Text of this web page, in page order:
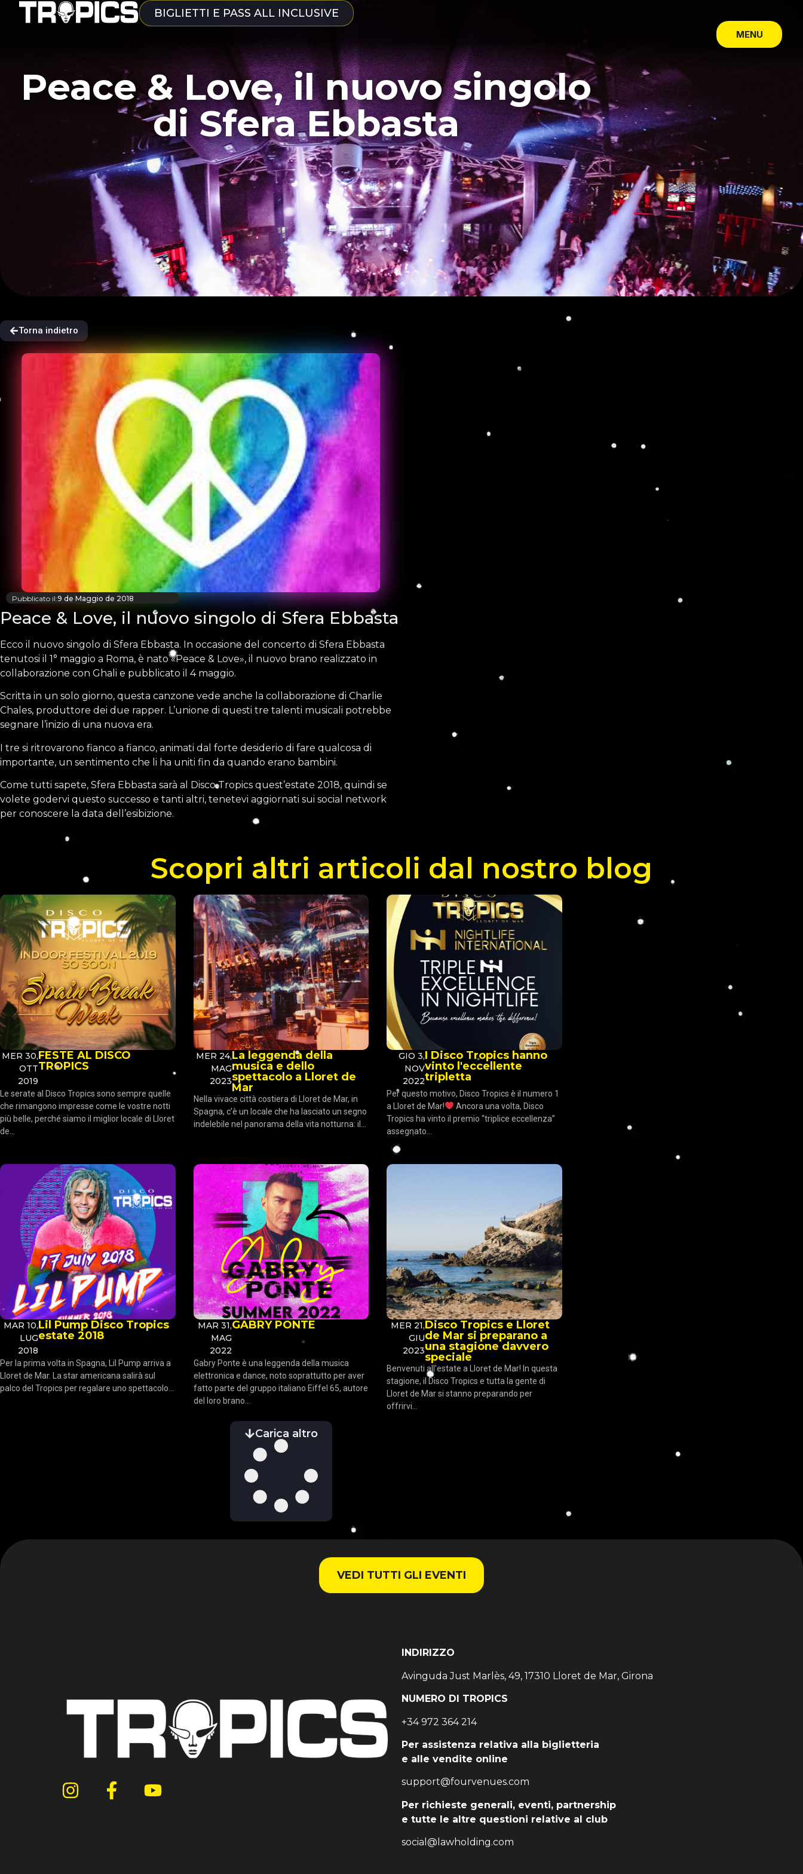
BIGLIETTI E PASS ALL INCLUSIVE
MENU
Peace & Love, il nuovo singolo
di Sfera Ebbasta
Torna indietro
Pubblicato il:9 de Maggio de 2018
Peace & Love, il nuovo singolo di Sfera Ebbasta
Ecco il nuovo singolo di Sfera Ebbasta. In occasione del concerto di Sfera Ebbasta
tenutosi il 1° maggio a Roma, è nato «Peace & Love», il nuovo brano realizzato in
collaborazione con Ghali e pubblicato il 4 maggio.
Scritta in un solo giorno, questa canzone vede anche la collaborazione di Charlie
Chales, produttore dei due rapper. L’unione di questi tre talenti musicali potrebbe
segnare l’inizio di una nuova era.
I tre si ritrovarono fianco a fianco, animati dal forte desiderio di fare qualcosa di
importante, un sentimento che li ha uniti fin da quando erano bambini.
Come tutti sapete, Sfera Ebbasta sarà al Disco Tropics quest’estate 2018, quindi se
volete godervi questo successo e tanti altri, tenetevi aggiornati sui social network
per conoscere la data dell’esibizione.
Scopri altri articoli dal nostro blog
MER 30,
OTT
2019
FESTE AL DISCO
TROPICS
Le serate al Disco Tropics sono sempre quelle
che rimangono impresse come le vostre notti
più belle, perché siamo il miglior locale di Lloret
de...
MER 24,
MAG
2023
La leggenda della
musica e dello
spettacolo a Lloret de
Mar
Nella vivace città costiera di Lloret de Mar, in
Spagna, c’è un locale che ha lasciato un segno
indelebile nel panorama della vita notturna: il...
GIO 3,
NOV
2022
I Disco Tropics hanno
vinto l'eccellente
tripletta
Per questo motivo, Disco Tropics è il numero 1
a Lloret de Mar!
Ancora una volta, Disco
Tropics ha vinto il premio “triplice eccellenza”
assegnato...
MAR 10,
LUG
2018
Lil Pump Disco Tropics
estate 2018
Per la prima volta in Spagna, Lil Pump arriva a
Lloret de Mar. La star americana salirà sul
palco del Tropics per regalare uno spettacolo...
MAR 31,
MAG
2022
GABRY PONTE
Gabry Ponte è una leggenda della musica
elettronica e dance, noto soprattutto per aver
fatto parte del gruppo italiano Eiffel 65, autore
del loro brano...
MER 21,
GIU
2023
Disco Tropics e Lloret
de Mar si preparano a
una stagione davvero
speciale
Benvenuti all'estate a Lloret de Mar! In questa
stagione, il Disco Tropics e tutta la gente di
Lloret de Mar si stanno preparando per
offrirvi...
Carica altro
VEDI TUTTI GLI EVENTI
INDIRIZZO
Avinguda Just Marlès, 49, 17310 Lloret de Mar, Girona
NUMERO DI TROPICS
+34 972 364 214
Per assistenza relativa alla biglietteria
e alle vendite online
support@fourvenues.com
Per richieste generali, eventi, partnership
e tutte le altre questioni relative al club
social@lawholding.com